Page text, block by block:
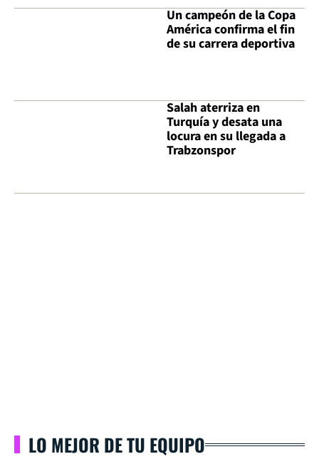
Un campeón de la Copa
América confirma el fin
de su carrera deportiva
Salah aterriza en
Turquía y desata una
locura en su llegada a
Trabzonspor
LO MEJOR DE TU EQUIPO